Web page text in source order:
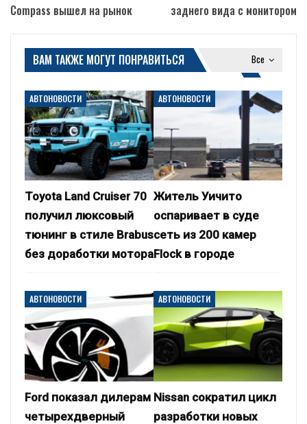
Compass вышел на рынок
заднего вида с монитором
Все
ВАМ ТАКЖЕ МОГУТ ПОНРАВИТЬСЯ
АВТОНОВОСТИ
Toyota Land Cruiser 70
получил люксовый
тюнинг в стиле Brabus
без доработки мотора
АВТОНОВОСТИ
Житель Уичито
оспаривает в суде
сеть из 200 камер
Flock в городе
АВТОНОВОСТИ
Ford показал дилерам
четырехдверный
АВТОНОВОСТИ
Nissan сократил цикл
разработки новых